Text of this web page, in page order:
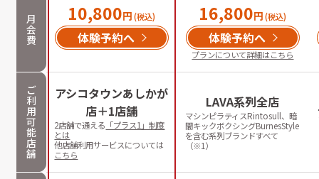
月
会
費
10,800円 (税込)
体験予約へ
16,800円 (税込)
体験予約へ
プランについて詳細はこちら
ご
利
用
可
能
店
舗
アシコタウンあしかが
店＋1店舗
2店舗で通える 「プラス1」制度
とは
他店舗利用サービスについては
こちら
LAVA系列全店
マシンピラティスRintosull、暗
闇キックボクシングBurnesStyle
を含む系列ブランドすべて
（※1）